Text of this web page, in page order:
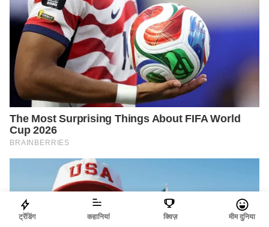
ट्रेंडिंग कहानियां क्विज़ मीम दुनिया